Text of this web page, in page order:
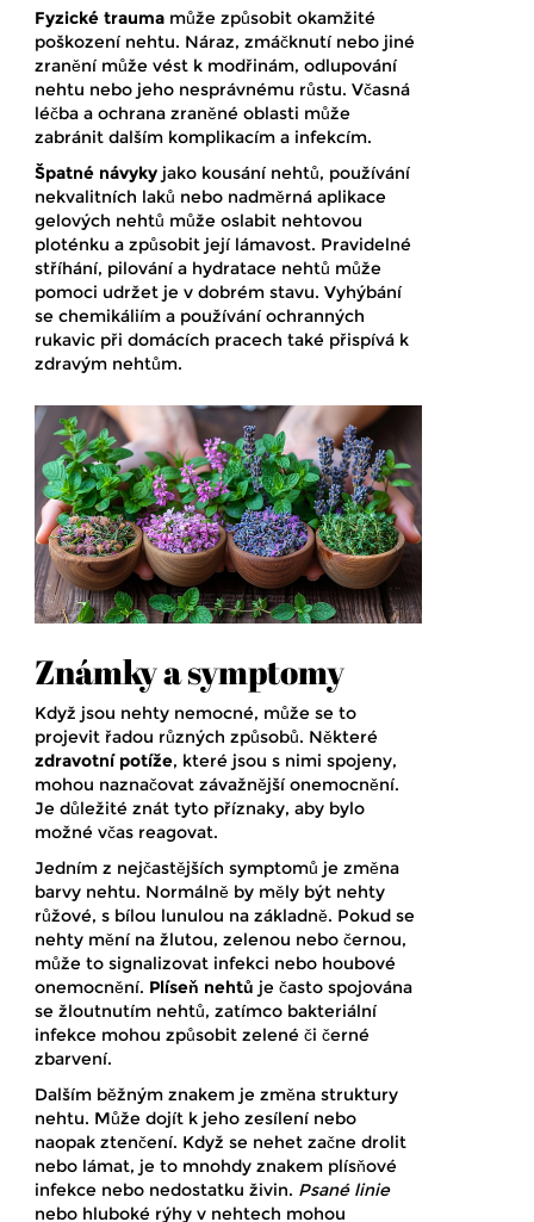
Fyzické trauma může způsobit okamžité
poškození nehtu. Náraz, zmáčknutí nebo jiné
zranění může vést k modřinám, odlupování
nehtu nebo jeho nesprávnému růstu. Včasná
léčba a ochrana zraněné oblasti může
zabránit dalším komplikacím a infekcím.
Špatné návyky jako kousání nehtů, používání
nekvalitních laků nebo nadměrná aplikace
gelových nehtů může oslabit nehtovou
ploténku a způsobit její lámavost. Pravidelné
stříhání, pilování a hydratace nehtů může
pomoci udržet je v dobrém stavu. Vyhýbání
se chemikáliím a používání ochranných
rukavic při domácích pracech také přispívá k
zdravým nehtům.
Známky a symptomy
Když jsou nehty nemocné, může se to
projevit řadou různých způsobů. Některé
zdravotní potíže, které jsou s nimi spojeny,
mohou naznačovat závažnější onemocnění.
Je důležité znát tyto příznaky, aby bylo
možné včas reagovat.
Jedním z nejčastějších symptomů je změna
barvy nehtu. Normálně by měly být nehty
růžové, s bílou lunulou na základně. Pokud se
nehty mění na žlutou, zelenou nebo černou,
může to signalizovat infekci nebo houbové
onemocnění. Plíseň nehtů je často spojována
se žloutnutím nehtů, zatímco bakteriální
infekce mohou způsobit zelené či černé
zbarvení.
Dalším běžným znakem je změna struktury
nehtu. Může dojít k jeho zesílení nebo
naopak ztenčení. Když se nehet začne drolit
nebo lámat, je to mnohdy znakem plísňové
infekce nebo nedostatku živin. Psané linie
nebo hluboké rýhy v nehtech mohou